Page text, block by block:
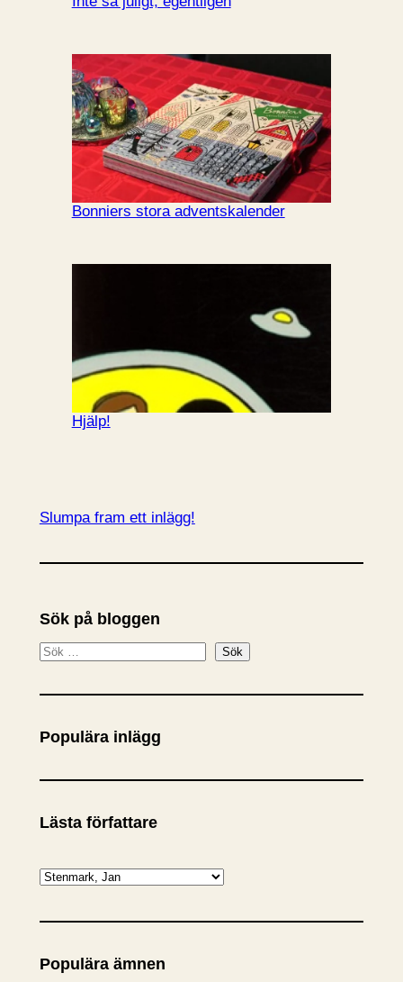
Bonniers stora adventskalender
Hjälp!
Slumpa fram ett inlägg!
Sök på bloggen
S
k
Sök
Populära inlägg
Lästa författare
K
t
g
Populära ämnen